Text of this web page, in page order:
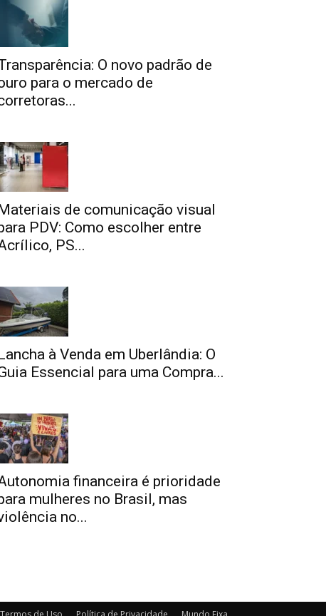
O novo padrão de
para o mercado de
de comunicação visual
PDV: Como escolher entre
PS...
à Venda em Uberlândia: O
Essencial para uma Compra...
financeira é prioridade
mulheres no Brasil, mas
no...